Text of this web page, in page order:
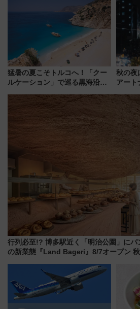
全力応援 夜行列車「ドリーム
おひさま号」も走る
別 “
ート
猛暑の夏こそトルコへ！「クー
ルケーション」で巡る黒海沿岸
れるべき世界の旅先』
秋の夜
アート
を満喫
行列必至!? 博多駅近く「明治公園」にパ
の新業態『Land Bageri』8/7オープン 秋